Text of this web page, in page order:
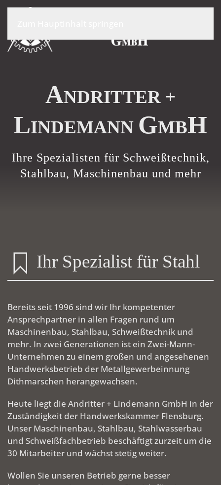
ANDRITTER +
LINDEMANN GMBH
Ihre Spezialisten für Schweißtechnik,
Stahlbau, Maschinenbau und mehr
Ihr Spezialist für Stahl
Bereits seit 1996 sind wir Ihr kompetenter
Ansprechpartner in allen Fragen rund um
Maschinenbau, Stahlbau, Schweißtechnik und
mehr. In zwei Generationen ist ein Zwei-Mann-
Unternehmen zu einem großen und angesehenen
Handwerksbetrieb der Metallgewerbeinnung
Dithmarschen herangewachsen.
Heute liegt die Andritter + Lindemann GmbH in der
Zuständigkeit der Handwerkskammer Flensburg.
Unser Maschinenbau, Stahlbau, Stahlwasserbau
und Schweißfachbetrieb beschäftigt zurzeit um die
30 Mitarbeiter und wächst stetig weiter.
Wollen Sie unseren Betrieb gerne besser